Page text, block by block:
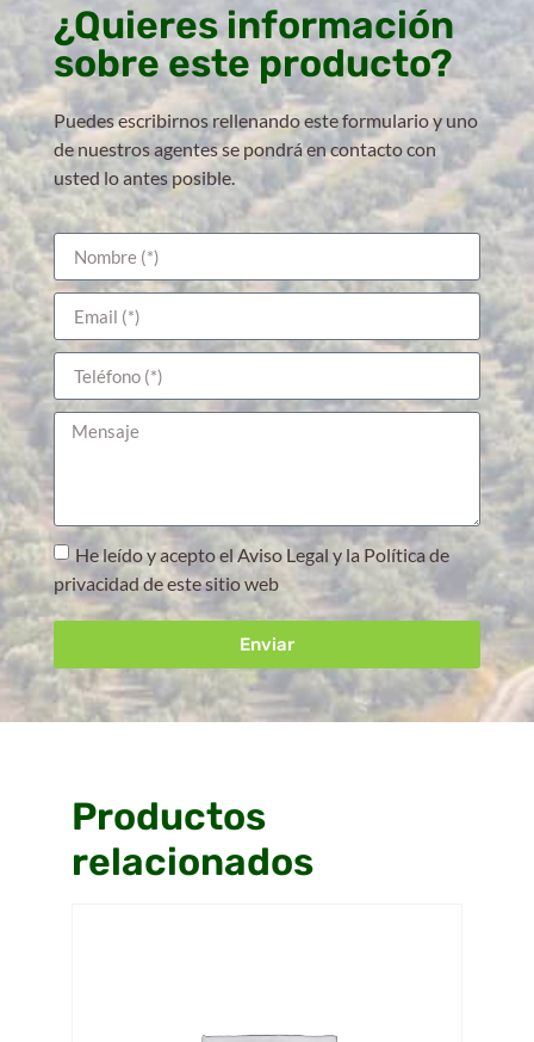
¿Quieres información
sobre este producto?
Puedes escribirnos rellenando este formulario y uno
de nuestros agentes se pondrá en contacto con
usted lo antes posible.
He leído y acepto el Aviso Legal y la Política de
privacidad de este sitio web
Enviar
Productos
relacionados